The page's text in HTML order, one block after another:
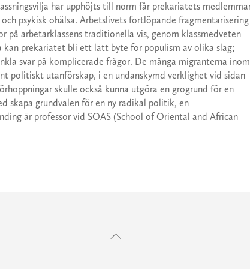
har upphöjts till norm får prekariatets
psykisk ohälsa. Arbetslivets fortlöpande fragmentarisering
arbetarklassens traditionella vis, genom klassmedveten
prekariatet bli ett lätt byte för populism av olika slag;
svar på komplicerade frågor. De många migranterna inom
politiskt utanförskap, i en undanskymd verklighet vid sidan
skulle också kunna utgöra en grogrund för en
skapa grundvalen för en ny radikal politik, en
är professor vid SOAS (School of Oriental and African